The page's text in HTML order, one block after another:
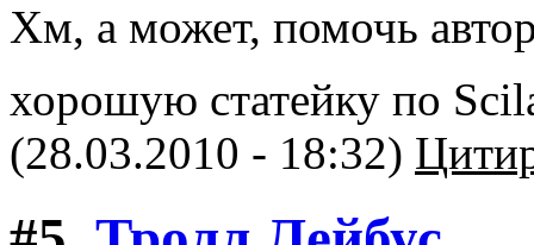
Хм, а может, помочь
хорошую статейку по
(28.03.2010 - 18:32)